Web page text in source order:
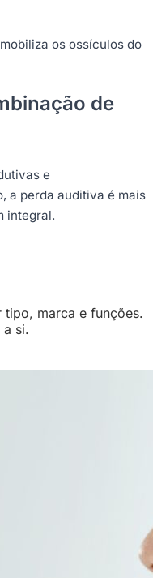
os ossículos do
de
e
a perda auditiva é mais
integral.
tipo, marca e funções.
a si.